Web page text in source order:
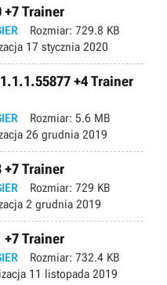
+7 Trainer
Rozmiar: 729.8 KB
17 stycznia 2020
+4 Trainer
Rozmiar: 5.6 MB
26 grudnia 2019
+7 Trainer
Rozmiar: 729 KB
2 grudnia 2019
+7 Trainer
Rozmiar: 732.4 KB
11 listopada 2019